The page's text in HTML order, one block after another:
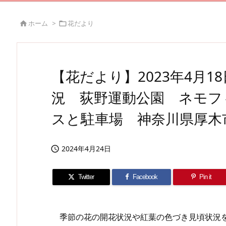
 ホーム > 花だより
【花だより】2023年4月
況 荻野運動公園 ネモフ
スと駐車場 神奈川県厚木
 2024年4月24日
Twitter Facebook Pin it
季節の花の開花状況や紅葉の色づき見頃状況